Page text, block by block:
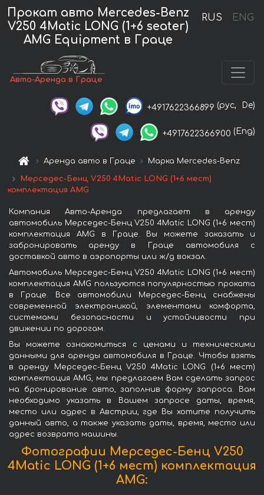
RUS ENG
Прокат авто Mercedes-Benz
V250 4Matic LONG (1+6 seater)
AMG Equipment в Граце
Авто-Аренда в Граце
+4917622366899 (рус, De)
+4917622366900 (Eng)
Аренда авто в Граце Марка Mercedes-Benz
Мерседес-Бенц V250 4Matic LONG (1+6 мест)
комплектация AMG
Компания Авто-Аренда предлагает в аренду
автомобиль Мерседес-Бенц V250 4Matic LONG (1+6 мест)
комплектация AMG в Граце. Вы можете заказать и
забронировать аренду в Граце автомобиля с
доставкой авто в аэропорты или ж/д вокзал.
Автомобиль Мерседес-Бенц V250 4Matic LONG (1+6 мест)
комплектация AMG пользуются популярностью проката
в Граце. Все автомобили Мерседес-Бенц снабжены
современной электроникой, элементами комфорта,
системами безопасности и устойчивости при
движении по дорогам.
Вы можете ознакомиться с ценами и техническими
данными для аренды автомобиля в Граце. Чтобы взять
в аренду Мерседес-Бенц V250 4Matic LONG (1+6 мест)
комплектация AMG, мы предлагаем Вам сделать запрос
на бронирование авто, заполнив форму запроса. Вам
необходимо указать в Вашем запросе даты, время,
место или адрес в Австрии, где Вы хотите получить
данный авто, а также указать даты, время, место или
адрес возврата машины.
Фотографии Мерседес-Бенц V250
4Matic LONG (1+6 мест) комплектация
AMG: